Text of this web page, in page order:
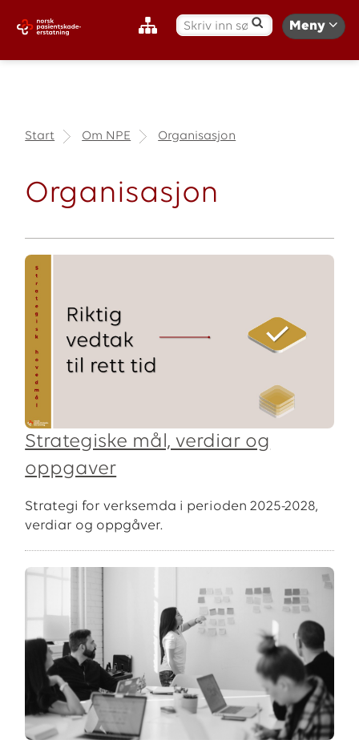
S
k
Meny
Start Om NPE Organisasjon
Organisasjon
Strategiske mål, verdiar og
oppgaver
Strategi for verksemda i perioden 2025-2028,
verdiar og oppgåver.